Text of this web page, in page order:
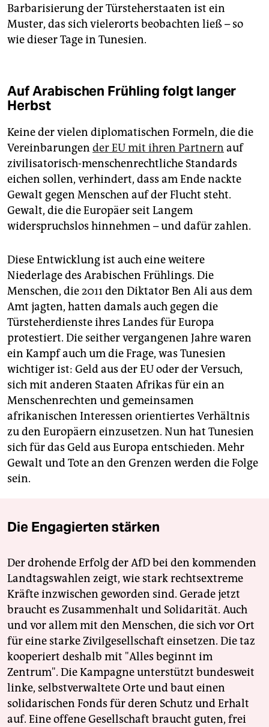
Barbarisierung der Türsteherstaaten ist ein
Muster, das sich vielerorts beobachten ließ – so
wie dieser Tage in Tunesien.
Auf Arabischen Frühling folgt langer
Herbst
Keine der vielen diplomatischen Formeln, die die
Vereinbarungen der EU mit ihren Partnern auf
zivilisatorisch-menschenrechtliche Standards
eichen sollen, verhindert, dass am Ende nackte
Gewalt gegen Menschen auf der Flucht steht.
Gewalt, die die Europäer seit Langem
widerspruchslos hinnehmen – und dafür zahlen.
Diese Entwicklung ist auch eine weitere
Niederlage des Arabischen Frühlings. Die
Menschen, die 2011 den Diktator Ben Ali aus dem
Amt jagten, hatten damals auch gegen die
Türsteherdienste ihres Landes für Europa
protestiert. Die seither vergangenen Jahre waren
ein Kampf auch um die Frage, was Tunesien
wichtiger ist: Geld aus der EU oder der Versuch,
sich mit anderen Staaten Afrikas für ein an
Menschenrechten und gemeinsamen
afrikanischen Interessen orientiertes Verhältnis
zu den Europäern einzusetzen. Nun hat Tunesien
sich für das Geld aus Europa entschieden. Mehr
Gewalt und Tote an den Grenzen werden die Folge
sein.
Die Engagierten stärken
Der drohende Erfolg der AfD bei den kommenden
Landtagswahlen zeigt, wie stark rechtsextreme
Kräfte inzwischen geworden sind. Gerade jetzt
braucht es Zusammenhalt und Solidarität. Auch
und vor allem mit den Menschen, die sich vor Ort
für eine starke Zivilgesellschaft einsetzen. Die taz
kooperiert deshalb mit "Alles beginnt im
Zentrum". Die Kampagne unterstützt bundesweit
linke, selbstverwaltete Orte und baut einen
solidarischen Fonds für deren Schutz und Erhalt
auf. Eine offene Gesellschaft braucht guten, frei